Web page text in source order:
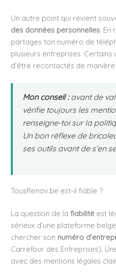
Un autre point qui revient
des données personnelles. En
partages ton numéro de
plusieurs entreprises. Certains
d’être recontactés de manière
Mon conseil :avant de
vérifie toujours les
renseigne-toi sur la
Un bon réflexe de
ses outils avant de s’en
TousRenov.be est-il fiable ?
La question de lafiabilité est
sérieux d’une plateforme
chercher son numéro
Carrefour des Entreprises).
avec des mentions légales